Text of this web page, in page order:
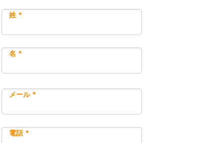
姓 *
名 *
メール *
電話 *